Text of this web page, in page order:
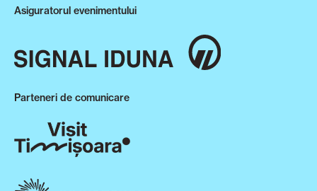
Asiguratorul evenimentului
Parteneri de comunicare